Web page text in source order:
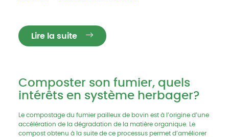
Lire la suite
Composter son fumier, quels
intérêts en système herbager?
Le compostage du fumier pailleux de bovin est à l’origine d’une
accélération de la dégradation de la matière organique. Le
compost obtenu à la suite de ce processus permet d’améliorer